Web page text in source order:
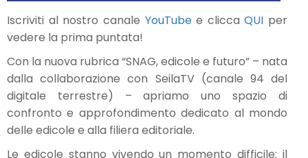
Iscriviti al nostro canale YouTubee cliccaQUI per
vedere la prima puntata!
Con la nuova rubrica “SNAG, edicole e futuro” – nata
dalla collaborazione con SeilaTV (canale 94 del
digitale terrestre) – apriamo uno spazio di
confronto e approfondimento dedicato al mondo
delle edicole e alla filiera editoriale.
Le edicole stanno vivendo un momento difficile: il